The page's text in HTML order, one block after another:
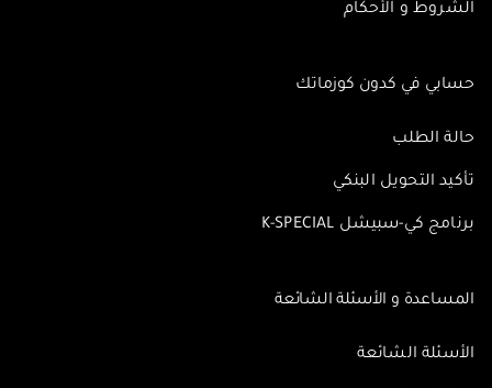
الشروط و الأحكام
حسابي في كدون كوزماتك
حالة الطلب
تأكيد التحويل البنكي
برنامج كي-سبيشل K-SPECIAL
المساعدة و الأسئلة الشائعة
الأسئلة الشائعة